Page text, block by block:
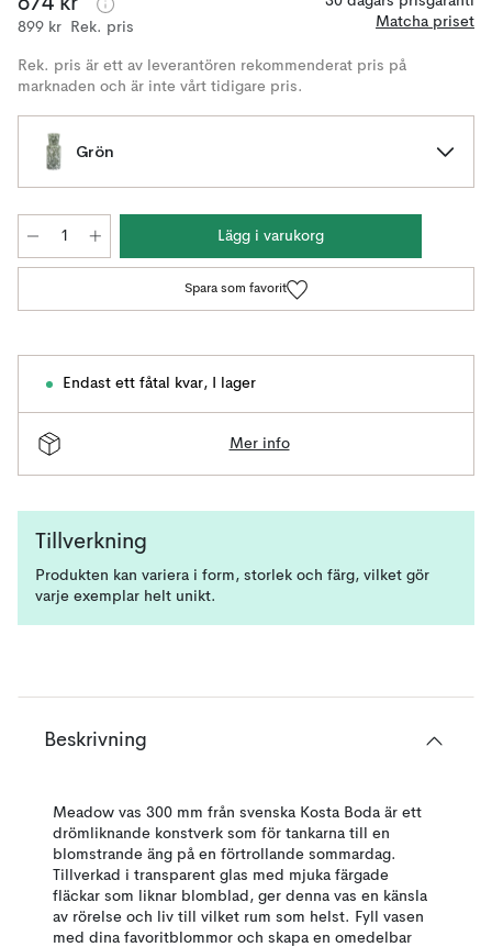
674 kr
899 kr Rek. pris
Matcha priset
Rek. pris är ett av leverantören rekommenderat pris på
marknaden och är inte vårt tidigare pris.
Grön
Lägg i varukorg
Spara som favorit
Endast ett fåtal kvar, I lager
Mer info
Tillverkning
Produkten kan variera i form, storlek och färg, vilket gör
varje exemplar helt unikt.
Beskrivning
Meadow vas 300 mm från svenska Kosta Boda är ett
drömliknande konstverk som för tankarna till en
blomstrande äng på en förtrollande sommardag.
Tillverkad i transparent glas med mjuka färgade
fläckar som liknar blomblad, ger denna vas en känsla
av rörelse och liv till vilket rum som helst. Fyll vasen
med dina favoritblommor och skapa en omedelbar